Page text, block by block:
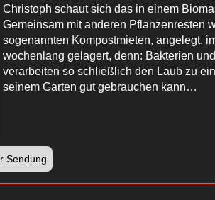
Christoph schaut sich das in einem
Gemeinsam mit anderen Pflanzenresten
sogenannten Kompostmieten, angelegt,
wochenlang gelagert, denn: Bakterien
verarbeiten so schließlich den Laub zu
seinem Garten gut gebrauchen kann…
Sendung